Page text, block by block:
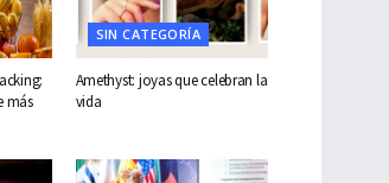
más
SIN CATEGORÍA
Amethyst: joyas que celebran la
vida